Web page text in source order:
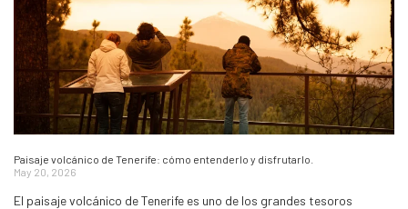
Paisaje volcánico de Tenerife: cómo entenderlo y disfrutarlo.
May 20, 2026
El paisaje volcánico de Tenerife es uno de los grandes tesoros